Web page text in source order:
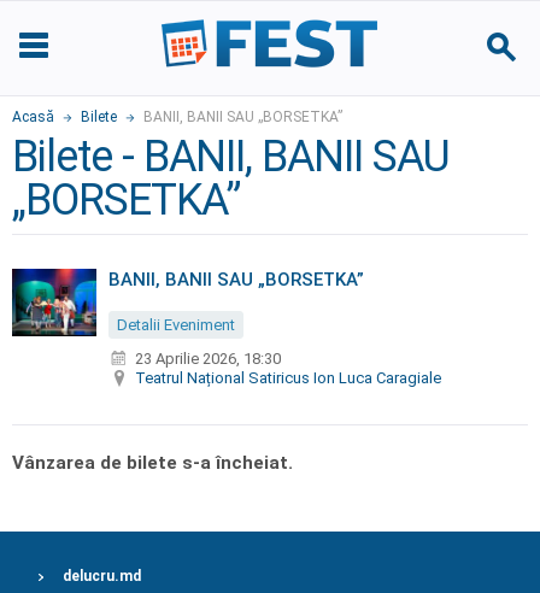
Acasă Bilete BANII, BANII SAU „BORSETKA”
Bilete - BANII, BANII SAU
„BORSETKA”
BANII, BANII SAU „BORSETKA”
Detalii Eveniment
23 Aprilie 2026, 18:30
Teatrul Național Satiricus Ion Luca Caragiale
Vânzarea de bilete s-a încheiat.
delucru.md